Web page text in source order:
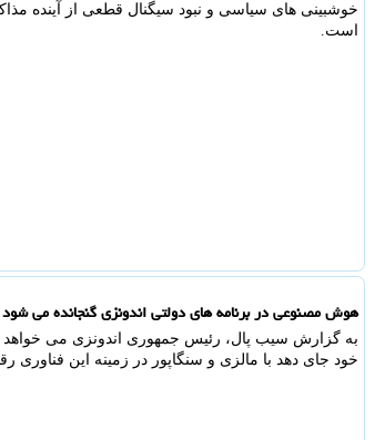
خوشبینی های سیاسی و نبود سیگنال قطعی از آینده
است.
هوش مصنوعی در برنامه های دولتی اندونزی گنجانده می شود
به گزارش سیب پال، رئیس جمهوری اندونزی می خواهد
خود جای دهد با مالزی و سنگاپور در زمینه این فناوری